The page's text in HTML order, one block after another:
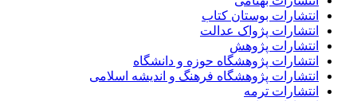
انتشارات بوستان کتاب
انتشارات پژواک عدالت
انتشارات پژوهش
انتشارات پژوهشگاه حوزه و دانشگاه
انتشارات پژوهشگاه فرهنگ و اندیشه اسلامی
انتشارات ترمه